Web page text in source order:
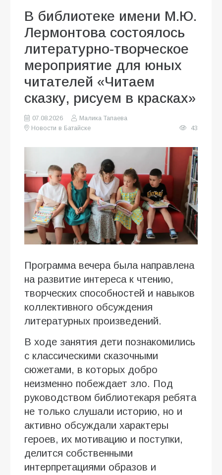
В библиотеке имени М.Ю.
Лермонтова состоялось
литературно-творческое
мероприятие для юных
читателей «Читаем
сказку, рисуем в красках»
07.08.2026
Малика Тапаева
Новости в Батайске
43
Программа вечера была направлена
на развитие интереса к чтению,
творческих способностей и навыков
коллективного обсуждения
литературных произведений.
В ходе занятия дети познакомились
с классическими сказочными
сюжетами, в которых добро
неизменно побеждает зло. Под
руководством библиотекаря ребята
не только слушали историю, но и
активно обсуждали характеры
героев, их мотивацию и поступки,
делится собственными
интерпретациями образов и